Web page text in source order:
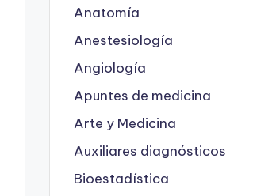
Anatomía
Anestesiología
Angiología
Apuntes de medicina
Arte y Medicina
Auxiliares diagnósticos
Bioestadística